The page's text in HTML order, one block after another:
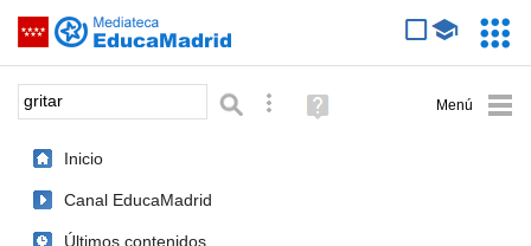
Saltar navegación
Palabra o frase: Búsqueda avanzada
Ayuda
(en
Inicio
Canal EducaMadrid
Últimos contenidos